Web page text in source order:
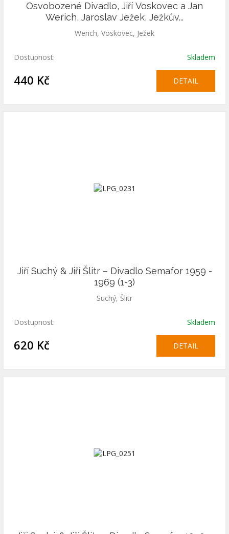
Osvobozené Divadlo, Jiří Voskovec a Jan
Werich, Jaroslav Ježek, Ježkův...
Werich, Voskovec, Ježek
Dostupnost: Skladem
440 Kč DETAIL
Jiří Suchý & Jiří Šlitr – Divadlo Semafor 1959 -
1969 (1-3)
Suchý, Šlitr
Dostupnost: Skladem
620 Kč DETAIL